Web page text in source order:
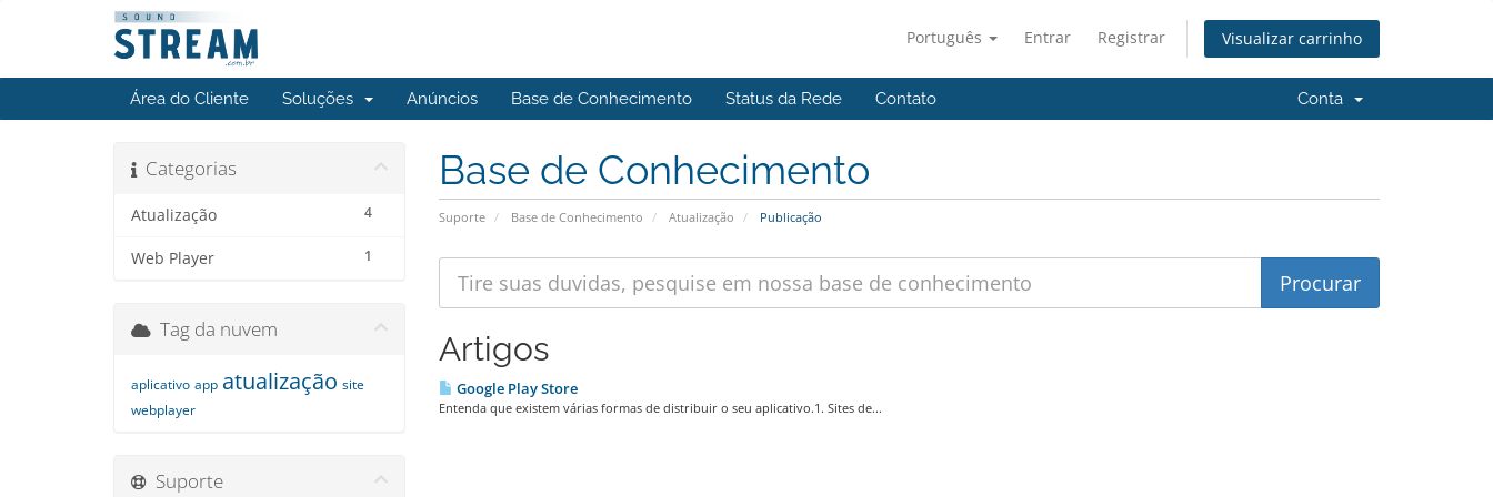
Português Entrar Registrar Visualizar carrinho
Área do Cliente Soluções Anúncios Base de Conhecimento Status da Rede Contato Conta
Base de Conhecimento
Suporte Base de Conhecimento Atualização Publicação
Categorias
4
Atualização
1
Web Player
Artigos
Google Play Store
Entenda que existem várias formas de distribuir o seu aplicativo.1. Sites de...
Tag da nuvem
aplicativo app atualização site
webplayer
Suporte